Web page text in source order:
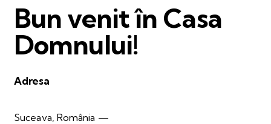
Bun venit în Casa
Domnului!
Adresa
Suceava, România —